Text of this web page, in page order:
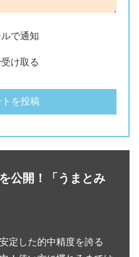
で通知
け取る
公開！「うまとみ
定した的中精度を誇る